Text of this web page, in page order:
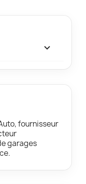

fournisseur
garages